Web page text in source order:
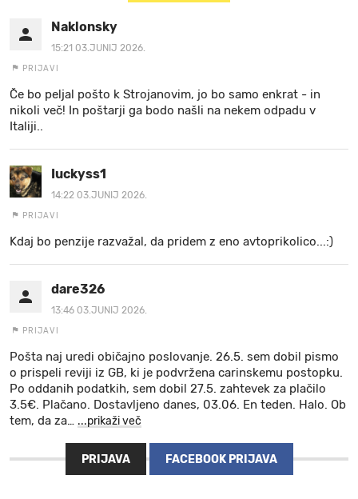
Naklonsky
15:21 03.JUNIJ 2026.
PRIJAVI
Če bo peljal pošto k Strojanovim, jo bo samo enkrat - in
nikoli več! In poštarji ga bodo našli na nekem odpadu v
Italiji..
Iuckyss1
14:22 03.JUNIJ 2026.
PRIJAVI
Kdaj bo penzije razvažal, da pridem z eno avtoprikolico...:)
dare326
13:46 03.JUNIJ 2026.
PRIJAVI
Pošta naj uredi običajno poslovanje. 26.5. sem dobil pismo
o prispeli reviji iz GB, ki je podvržena carinskemu postopku.
Po oddanih podatkih, sem dobil 27.5. zahtevek za plačilo
3.5€. Plačano. Dostavljeno danes, 03.06. En teden. Halo. Ob
tem, da za… ...prikaži več
PRIJAVA FACEBOOK PRIJAVA